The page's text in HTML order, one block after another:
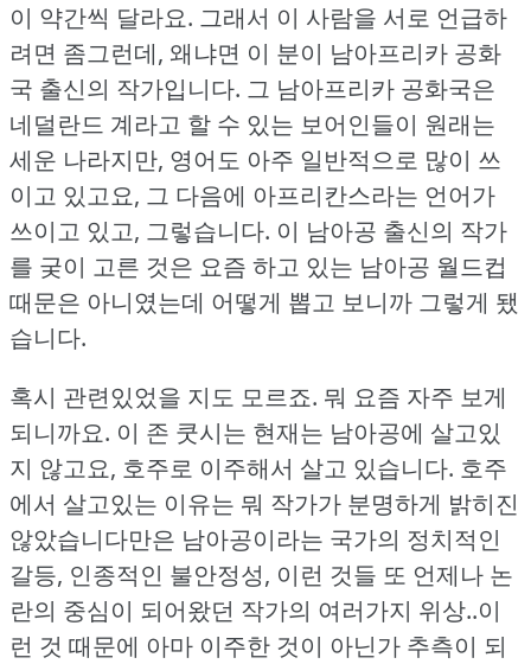
이 약간씩 달라요. 그래서 이 사람을 서로 언급하
려면 좀그런데, 왜냐면 이 분이 남아프리카 공화
국 출신의 작가입니다. 그 남아프리카 공화국은
네덜란드 계라고 할 수 있는 보어인들이 원래는
세운 나라지만, 영어도 아주 일반적으로 많이 쓰
이고 있고요, 그 다음에 아프리칸스라는 언어가
쓰이고 있고, 그렇습니다. 이 남아공 출신의 작가
를 궂이 고른 것은 요즘 하고 있는 남아공 월드컵
때문은 아니였는데 어떻게 뽑고 보니까 그렇게 됐
습니다.
혹시 관련있었을 지도 모르죠. 뭐 요즘 자주 보게
되니까요. 이 존 쿳시는 현재는 남아공에 살고있
지 않고요, 호주로 이주해서 살고 있습니다. 호주
에서 살고있는 이유는 뭐 작가가 분명하게 밝히진
않았습니다만은 남아공이라는 국가의 정치적인
갈등, 인종적인 불안정성, 이런 것들 또 언제나 논
란의 중심이 되어왔던 작가의 여러가지 위상..이
런 것 때문에 아마 이주한 것이 아닌가 추측이 되